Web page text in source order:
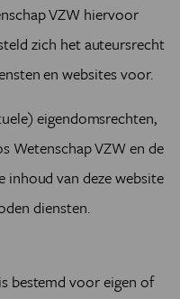
VZW hiervoor
zich het auteursrecht
en websites voor.
eigendomsrechten,
Wetenschap VZWen de
inhoud van deze website
diensten.
bestemd voor eigen of